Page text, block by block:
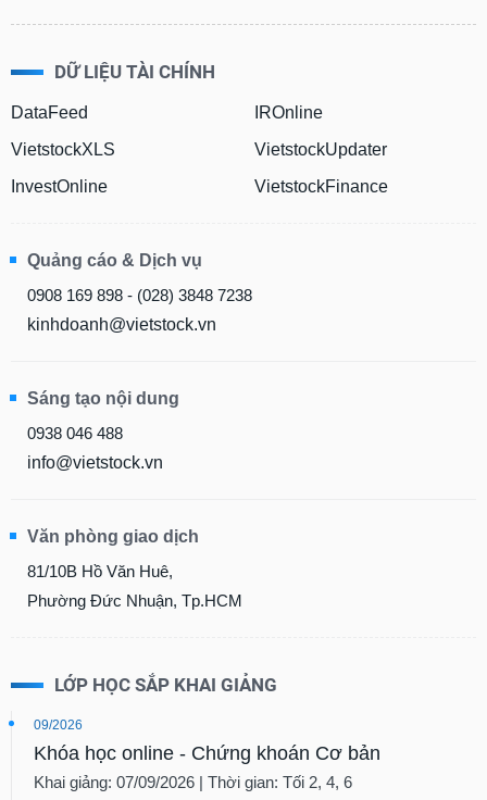
DỮ LIỆU TÀI CHÍNH
DataFeed
VietstockXLS
InvestOnline
IROnline
VietstockUpdater
VietstockFinance
Quảng cáo & Dịch vụ
0908 169 898 - (028) 3848 7238
kinhdoanh@vietstock.vn
Sáng tạo nội dung
0938 046 488
info@vietstock.vn
Văn phòng giao dịch
81/10B Hồ Văn Huê,
Phường Đức Nhuận, Tp.HCM
LỚP HỌC SẮP KHAI GIẢNG
09/2026
Khóa học online - Chứng khoán Cơ bản
Khai giảng: 07/09/2026 | Thời gian: Tối 2, 4, 6